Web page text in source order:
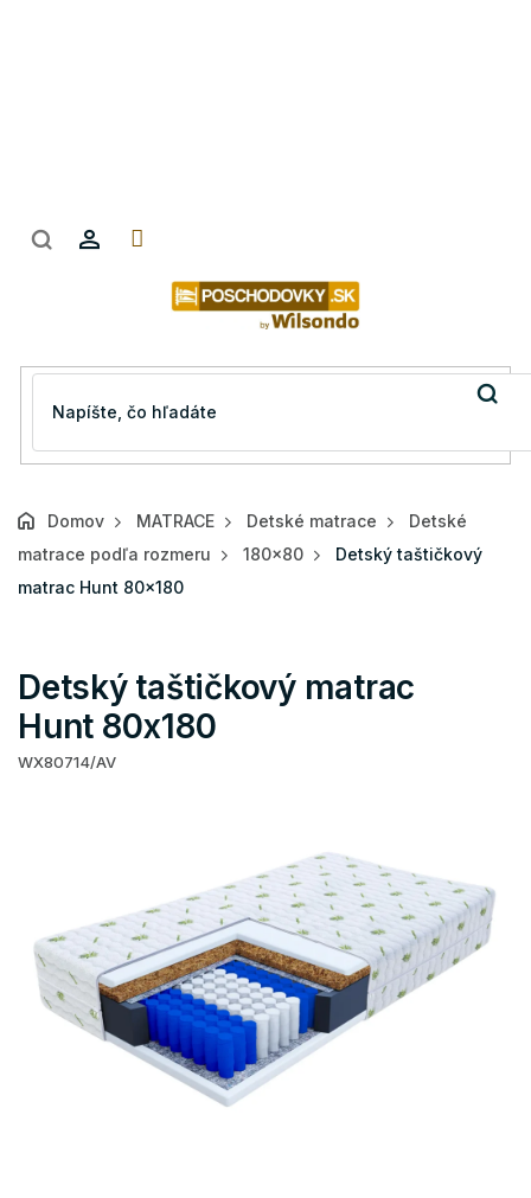
Domov MATRACE Detské matrace
Detské
matrace podľa rozmeru
180x80
Detský taštičkový
matrac Hunt 80x180
Detský taštičkový matrac
Hunt 80x180
WX80714/AV